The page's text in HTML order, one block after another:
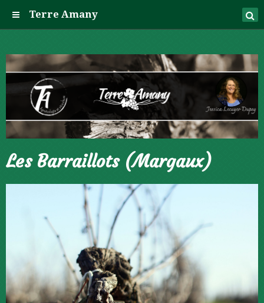
Terre Amany
Les Barraillots (Margaux)